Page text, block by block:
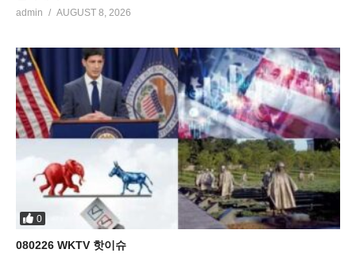
admin AUGUST 8, 2026
0
080226 WKTV 핫이슈